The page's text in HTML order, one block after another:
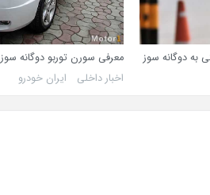
به دوگانه سوز
معرفی سورن توربو دوگانه سوز
اخبار داخلی
ایران خودرو